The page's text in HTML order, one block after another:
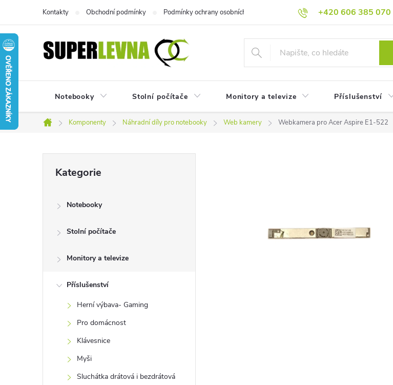
obsah
+420 606 385 070
Kontakty Obchodní podmínky Podmínky ochrany osobních údajů Reklamační podmínky Reklamace
Notebooky Stolní počítače Monitory a televize Příslušenství
Domů
Komponenty Náhradní díly pro notebooky Web kamery Webkamera pro Acer Aspire E1-522
kategorie
Kategorie
Notebooky
Stolní počítače
Monitory a televize
Příslušenství
Herní výbava- Gaming
Pro domácnost
Klávesnice
Myši
Sluchátka drátová i bezdrátová